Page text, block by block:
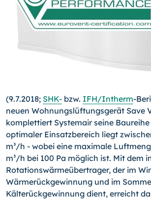
(9.7.2018; SHK- bzw. IFH/In­therm-
neuen Wohnungslüftungsgerät Save
komplettiert Systemair seine Baureihe
optimaler Einsatzbereich liegt
m³/h - wobei eine maximale
m³/h bei 100 Pa möglich ist. Mit dem
Rotationswärmeübertrager, der im
Wärmerückgewinnung und im
Kälterückgewinnung dient, erreicht